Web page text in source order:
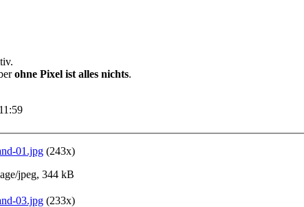
ohne Pixel ist alles nichts.
01.jpg (243x)
jpeg, 344 kB
03.jpg (233x)